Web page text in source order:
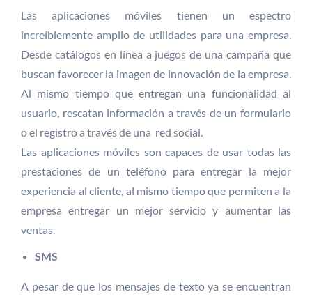
Las aplicaciones móviles tienen un espectro
increíblemente amplio de utilidades para una empresa.
Desde catálogos en línea a juegos de una campaña que
buscan favorecer la imagen de innovación de la empresa.
Al mismo tiempo que entregan una funcionalidad al
usuario, rescatan información a través de un formulario
o el registro a través de una red social.
Las aplicaciones móviles son capaces de usar todas las
prestaciones de un teléfono para entregar la mejor
experiencia al cliente, al mismo tiempo que permiten a la
empresa entregar un mejor servicio y aumentar las
ventas.
SMS
A pesar de que los mensajes de texto ya se encuentran